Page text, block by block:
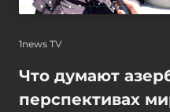
1news TV
Что думают
перспективах